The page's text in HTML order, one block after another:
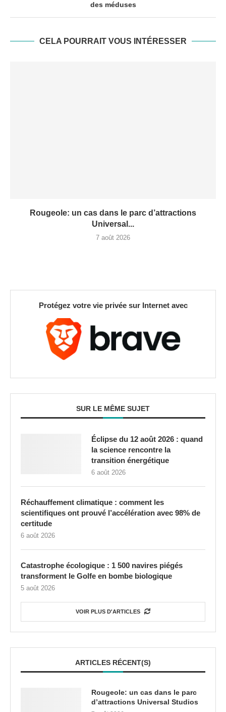
des méduses
CELA POURRAIT VOUS INTÉRESSER
Rougeole: un cas dans le parc d’attractions
Universal...
7 août 2026
Protégez votre vie privée sur Internet avec
SUR LE MÊME SUJET
Éclipse du 12 août 2026 : quand
la science rencontre la
transition énergétique
6 août 2026
Réchauffement climatique : comment les
scientifiques ont prouvé l’accélération avec 98% de
certitude
6 août 2026
Catastrophe écologique : 1 500 navires piégés
transforment le Golfe en bombe biologique
5 août 2026
VOIR PLUS D'ARTICLES
ARTICLES RÉCENT(S)
Rougeole: un cas dans le parc
d’attractions Universal Studios